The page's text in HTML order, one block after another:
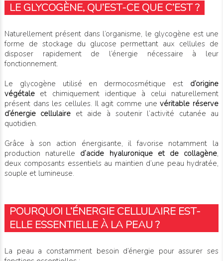
LE GLYCOGÈNE, QU’EST-CE QUE C’EST ?
Naturellement présent dans l’organisme, le glycogène est une
forme de stockage du glucose permettant aux cellules de
disposer rapidement de l’énergie nécessaire à leur
fonctionnement.
Le glycogène utilisé en dermocosmétique est d’origine
végétaleet chimiquement identique à celui naturellement
présent dans les cellules. Il agit comme unevéritable réserve
d’énergie cellulaire et aide à soutenir l’activité cutanée au
quotidien.
Grâce à son action énergisante, il favorise notamment la
production naturelle d’acide hyaluronique et de collagène,
deux composants essentiels au maintien d’une peau hydratée,
souple et lumineuse.
POURQUOI L’ÉNERGIE CELLULAIRE EST-
ELLE ESSENTIELLE À LA PEAU ?
La peau a constamment besoin d’énergie pour assurer ses